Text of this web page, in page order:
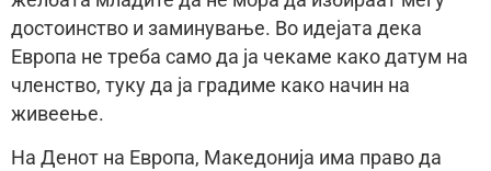
достоинство и заминување. Во идејата дека
Европа не треба само да ја чекаме како датум на
членство, туку да ја градиме како начин на
живеење.
На Денот на Европа, Македонија има право да